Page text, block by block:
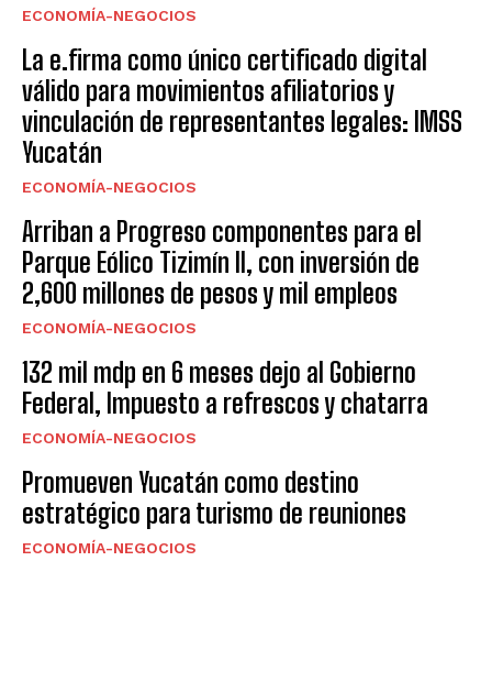
ECONOMÍA-NEGOCIOS
La e.firma como único certificado digital
válido para movimientos afiliatorios y
vinculación de representantes legales: IMSS
Yucatán
ECONOMÍA-NEGOCIOS
Arriban a Progreso componentes para el
Parque Eólico Tizimín II, con inversión de
2,600 millones de pesos y mil empleos
ECONOMÍA-NEGOCIOS
132 mil mdp en 6 meses dejo al Gobierno
Federal, Impuesto a refrescos y chatarra
ECONOMÍA-NEGOCIOS
Promueven Yucatán como destino
estratégico para turismo de reuniones
ECONOMÍA-NEGOCIOS